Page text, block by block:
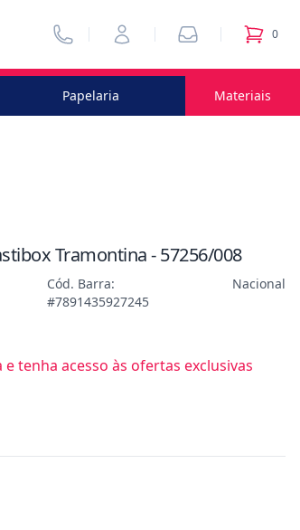
VendedoresMinha ContaPedidos 0
itens
Papelaria Materiais
Tramontina - 57256/008
Cód. Barra:
#7891435927245
Nacional
tenha acesso às ofertas exclusivas